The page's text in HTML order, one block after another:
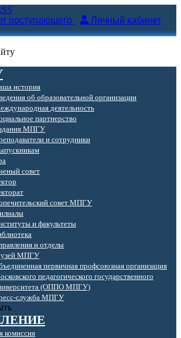
поступающего
Личный кабинет
история
об образовательной организации
деятельность
партнерство
МПГУ
и сотрудники
совет
совет МПГУ
и факультеты
и отделы
МПГУ
первичная профсоюзная организация
педагогического государственного
(ОППО МПГУ)
служба МПГУ
комиссия